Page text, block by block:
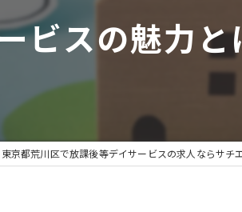
ビスの魅力
東京都荒川区で放課後等デイサービスの求人ならサチ